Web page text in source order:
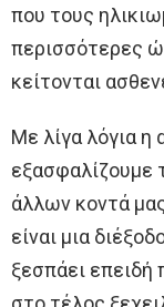
που τους
περισσότερες
κείτονται
Με λίγα λόγια η
εξασφαλίζουμε
άλλων κοντά
είναι μια
ξεσπάει επειδή